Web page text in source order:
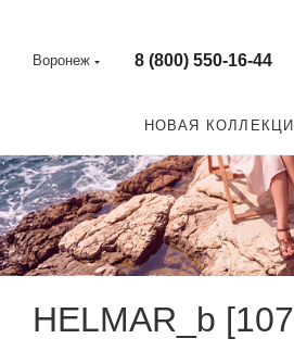
Воронеж 8 (800) 550-16-44
НОВАЯ
HELMAR_b